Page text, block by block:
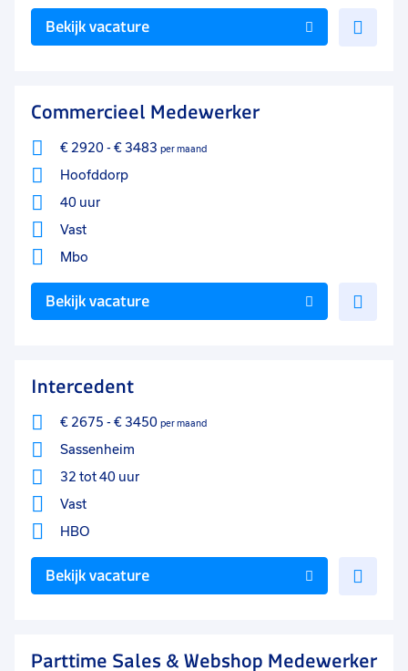
Bekijk vacature
Commercieel Medewerker
€ 2920- € 3483 per maand
Hoofddorp
40 uur
Vast
Mbo
Bekijk vacature
Intercedent
€ 2675 - € 3450 per maand
Sassenheim
32 tot 40 uur
Vast
HBO
Bekijk vacature
Parttime Sales & Webshop Medewerker